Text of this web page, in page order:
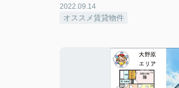
2022.09.14
オススメ賃貸物件